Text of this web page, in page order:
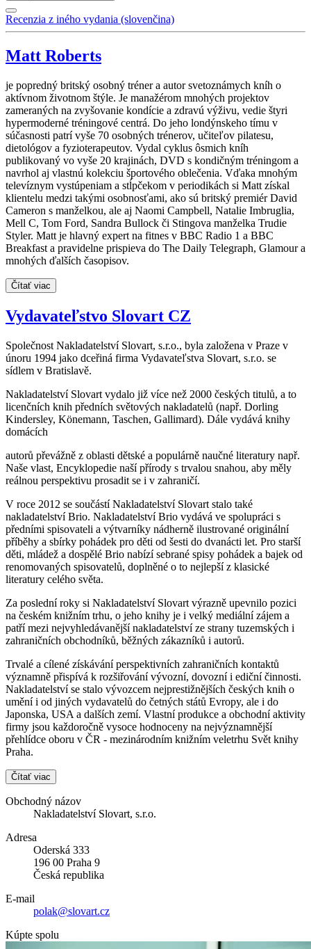
Recenzia z iného vydania (slovenčina)
Matt Roberts
je popredný britský osobný tréner a autor svetoznámych kníh o
aktívnom životnom štýle. Je manažérom mnohých projektov
zameraných na zvyšovanie kondície a zdravú výživu, vedie štyri
hypermoderné tréningové centrá. Do jeho londýnskeho tímu v
súčasnosti patrí vyše 70 osobných trénerov, učiteľov pilatesu,
dietológov a fyzioterapeutov. Vydal cyklus ôsmich kníh
publikovaný vo vyše 20 krajinách, DVD s kondičným tréningom a
navrhol aj vlastnú kolekciu športového oblečenia. Vďaka mnohým
televíznym vystúpeniam a stĺpčekom v periodikách si Matt získal
klientelu medzi takými osobnosťami, ako sú britský premiér David
Cameron s manželkou, ale aj Naomi Campbell, Natalie Imbruglia,
Mell C, Tom Ford, Sandra Bullock či Stingova manželka Trudie
Styler. Matt je hlavný expert na fitnes v BBC Radio 1 a BBC
Breakfast a pravidelne prispieva do The Daily Telegraph, Glamour a
mnohých ďalších časopisov.
Čítať viac
Vydavateľstvo Slovart CZ
Společnost Nakladatelství Slovart, s.r.o., byla založena v Praze v
únoru 1994 jako dceřiná firma Vydavateľstva Slovart, s.r.o. se
sídlem v Bratislavě.
Nakladatelství Slovart vydalo již více než 2000 českých titulů, a to
licenčních knih předních světových nakladatelů (např. Dorling
Kindersley, Könemann, Taschen, Gallimard). Dále vydává knihy
domácích
autorů převážně z oblasti dětské a populárně naučné literatury např.
Naše vlast, Encyklopedie naší přírody s trvalou snahou, aby měly
reálnou perspektivu prosadit se i v zahraničí.
V roce 2012 se součástí Nakladatelství Slovart stalo také
nakladatelství Brio. Nakladatelství Brio vydává ve spolupráci s
předními spisovateli a výtvarníky nádherně ilustrované originální
příběhy a sbírky pohádek pro děti od šesti do dvanácti let. Pro starší
děti, mládež a dospělé Brio nabízí sebrané spisy pohádek a bajek od
renomovaných spisovatelů, doplněné o to nejlepší z klasické
literatury celého světa.
Za poslední roky si Nakladatelství Slovart výrazně upevnilo pozici
na českém knižním trhu, o jeho knihy je i velký mediální zájem a
patří mezi nejvyhledávanější nakladatelství ze strany tuzemských i
zahraničních obchodníků, běžných zákazníků i autorů.
Trvalé a cílené získávání perspektivních zahraničních kontaktů
významně přispívá k rozšiřování vývozní, dovozní i ediční činnosti.
Nakladatelství se stalo vývozcem nejprestižnějších českých knih o
umění i od jiných vydavatelů do četných států Evropy, ale i do
Japonska, USA a dalších zemí. Vlastní produkce a obchodní aktivity
firmy jsou každoročně vysoce hodnoceny na nejvýznamnější
přehlídce oboru v ČR - mezinárodním knižním veletrhu Svět knihy
Praha.
Čítať viac
Obchodný názov
Nakladatelství Slovart, s.r.o.
Adresa
Oderská 333
196 00 Praha 9
Česká republika
E-mail
polak@slovart.cz
Kúpte spolu